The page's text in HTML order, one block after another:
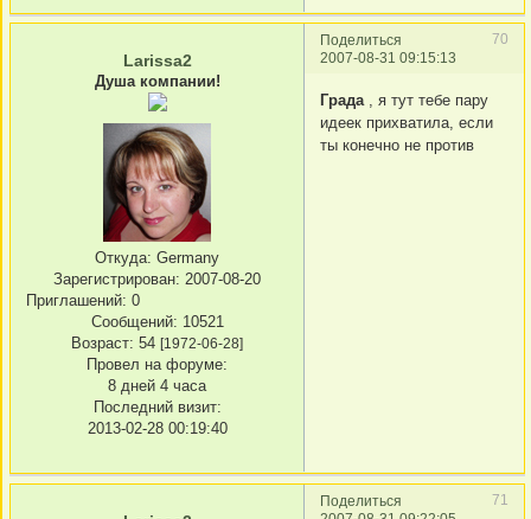
Поделиться
70
2007-08-31 09:15:13
Larissa2
Душа компании!
Откуда: Germany
Зарегистрирован: 2007-08-20
Приглашений: 0
Сообщений: 10521
Возраст: 54 [1972-06-28]
Провел на форуме:
8 дней 4 часа
Последний визит:
2013-02-28 00:19:40
Града
, я тут тебе пару
идеек прихватила, если
ты конечно не против
Поделиться
71